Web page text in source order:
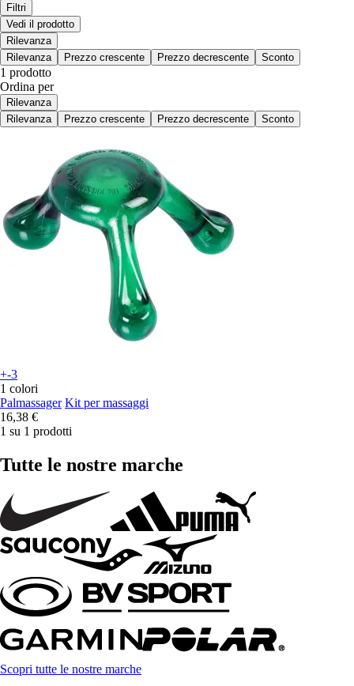
Filtri
Vedi il prodotto
Rilevanza
Rilevanza
Prezzo crescente Prezzo decrescente Sconto
1 prodotto
Ordina per
Rilevanza
Rilevanza
Prezzo crescente Prezzo decrescente Sconto
+-3
1 colori
Palmassager Kit per massaggi
16,38 €
1 su 1 prodotti
Tutte le nostre marche
Scopri tutte le nostre marche